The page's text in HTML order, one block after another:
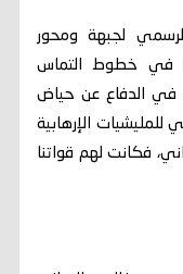
لجبهة ومحور
وهم في خطوط التماس
في الدفاع عن حياض
للمليشيات الإرهابية
فكانت لهم قواتنا